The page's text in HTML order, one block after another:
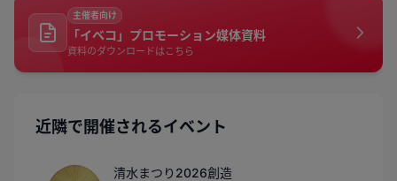
主催者向け
「イベコ」プロモーション媒体資料
資料のダウンロードはこちら
近隣で開催されるイベント
清水まつり2026創造